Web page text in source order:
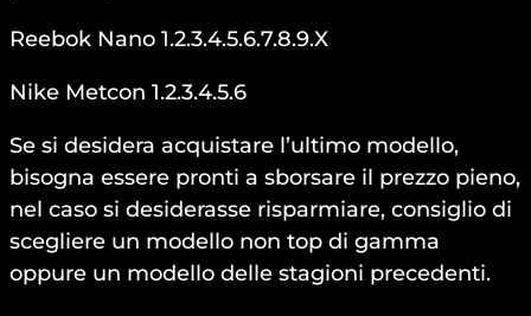
Reebok Nano 1.2.3.4.5.6.7.8.9.X
Nike Metcon 1.2.3.4.5.6
Se si desidera acquistare l’ultimo modello,
bisogna essere pronti a sborsare il prezzo pieno,
nel caso si desiderasse risparmiare, consiglio di
scegliere un modello non top di gamma
oppure un modello delle stagioni precedenti.